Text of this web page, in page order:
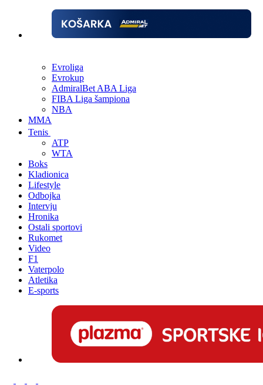
Evroliga
Evrokup
AdmiralBet ABA Liga
FIBA Liga šampiona
NBA
MMA
Tenis
ATP
WTA
Boks
Kladionica
Lifestyle
Odbojka
Intervju
Hronika
Ostali sportovi
Rukomet
Video
F1
Vaterpolo
Atletika
E-sports